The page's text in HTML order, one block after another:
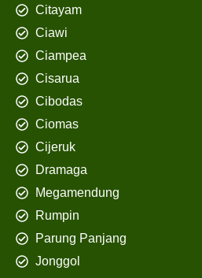
Citayam
Ciawi
Ciampea
Cisarua
Cibodas
Ciomas
Cijeruk
Dramaga
Megamendung
Rumpin
Parung Panjang
Jonggol